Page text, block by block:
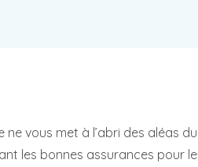
vous met à l’abri des aléas
les bonnes assurances pour